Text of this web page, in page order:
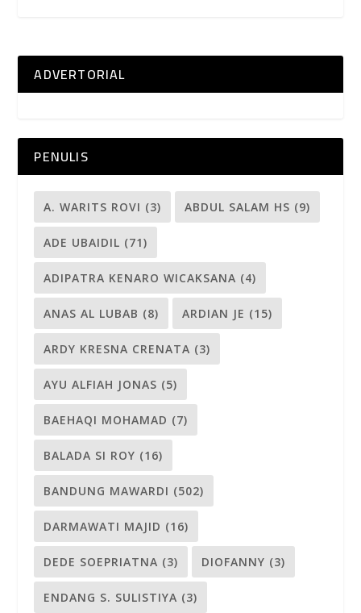
ADVERTORIAL
PENULIS
A. WARITS ROVI (3) ABDUL SALAM HS (9)
ADE UBAIDIL (71)
ADIPATRA KENARO WICAKSANA (4)
ANAS AL LUBAB (8) ARDIAN JE (15)
ARDY KRESNA CRENATA (3)
AYU ALFIAH JONAS (5)
BAEHAQI MOHAMAD (7)
BALADA SI ROY (16)
BANDUNG MAWARDI (502)
DARMAWATI MAJID (16)
DEDE SOEPRIATNA (3) DIOFANNY (3)
ENDANG S. SULISTIYA (3)